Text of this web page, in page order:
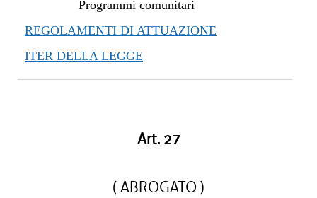
Programmi comunitari
REGOLAMENTI DI ATTUAZIONE
ITER DELLA LEGGE
Art. 27
( ABROGATO )